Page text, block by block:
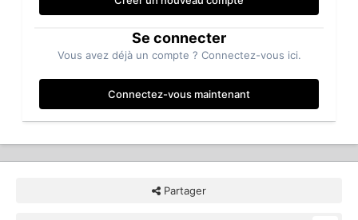
Se connecter
Vous avez déjà un compte ? Connectez-vous ici.
Connectez-vous maintenant
Partager